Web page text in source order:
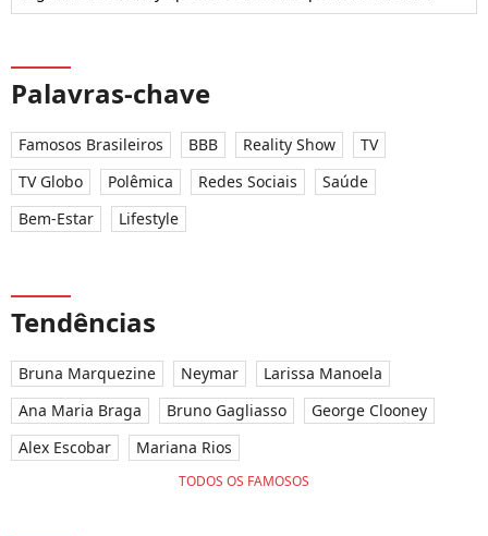
Palavras-chave
Famosos Brasileiros BBB Reality Show
TV
TV Globo
Polêmica Redes Sociais
Saúde
Bem-Estar
Lifestyle
Tendências
Bruna Marquezine Neymar
Larissa Manoela
Ana Maria Braga
Bruno Gagliasso
George Clooney
Alex Escobar
Mariana Rios
TODOS OS FAMOSOS